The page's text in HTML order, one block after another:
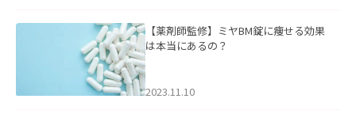
【薬剤師監修】ミヤBM錠に痩せる効果
は本当にあるの？
2023.11.10